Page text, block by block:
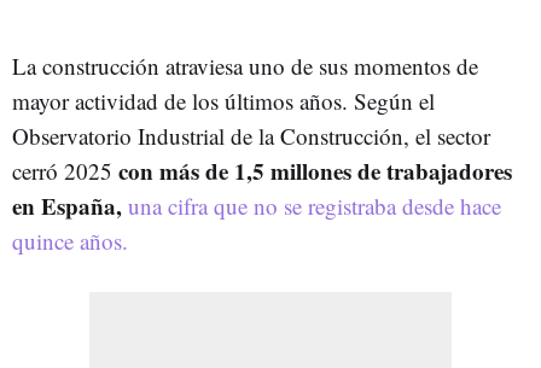
La construcción atraviesa uno de sus momentos de
mayor actividad de los últimos años. Según el
Observatorio Industrial de la Construcción, el sector
cerró 2025 con más de 1,5 millones de trabajadores
en España, una cifra que no se registraba desde hace
quince años.